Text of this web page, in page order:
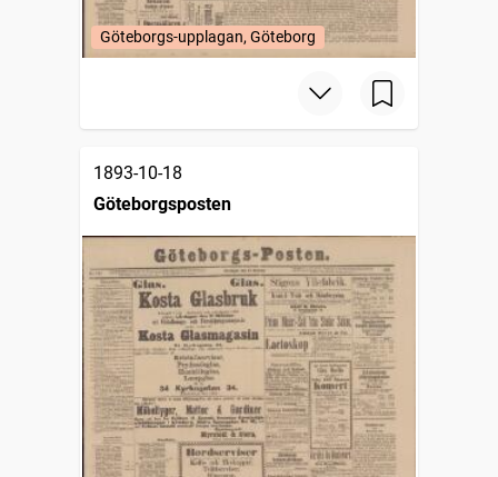
Göteborgs-upplagan, Göteborg
1893-10-18
Göteborgsposten